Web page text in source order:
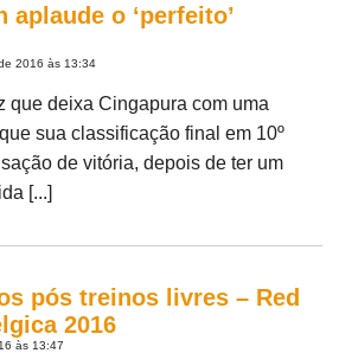
aplaude o ‘perfeito’
2016 às 13:34
que deixa Cingapura com uma
sua classificação final em 10º
de vitória, depois de ter um
[...]
pós treinos livres – Red
2016
às 13:47